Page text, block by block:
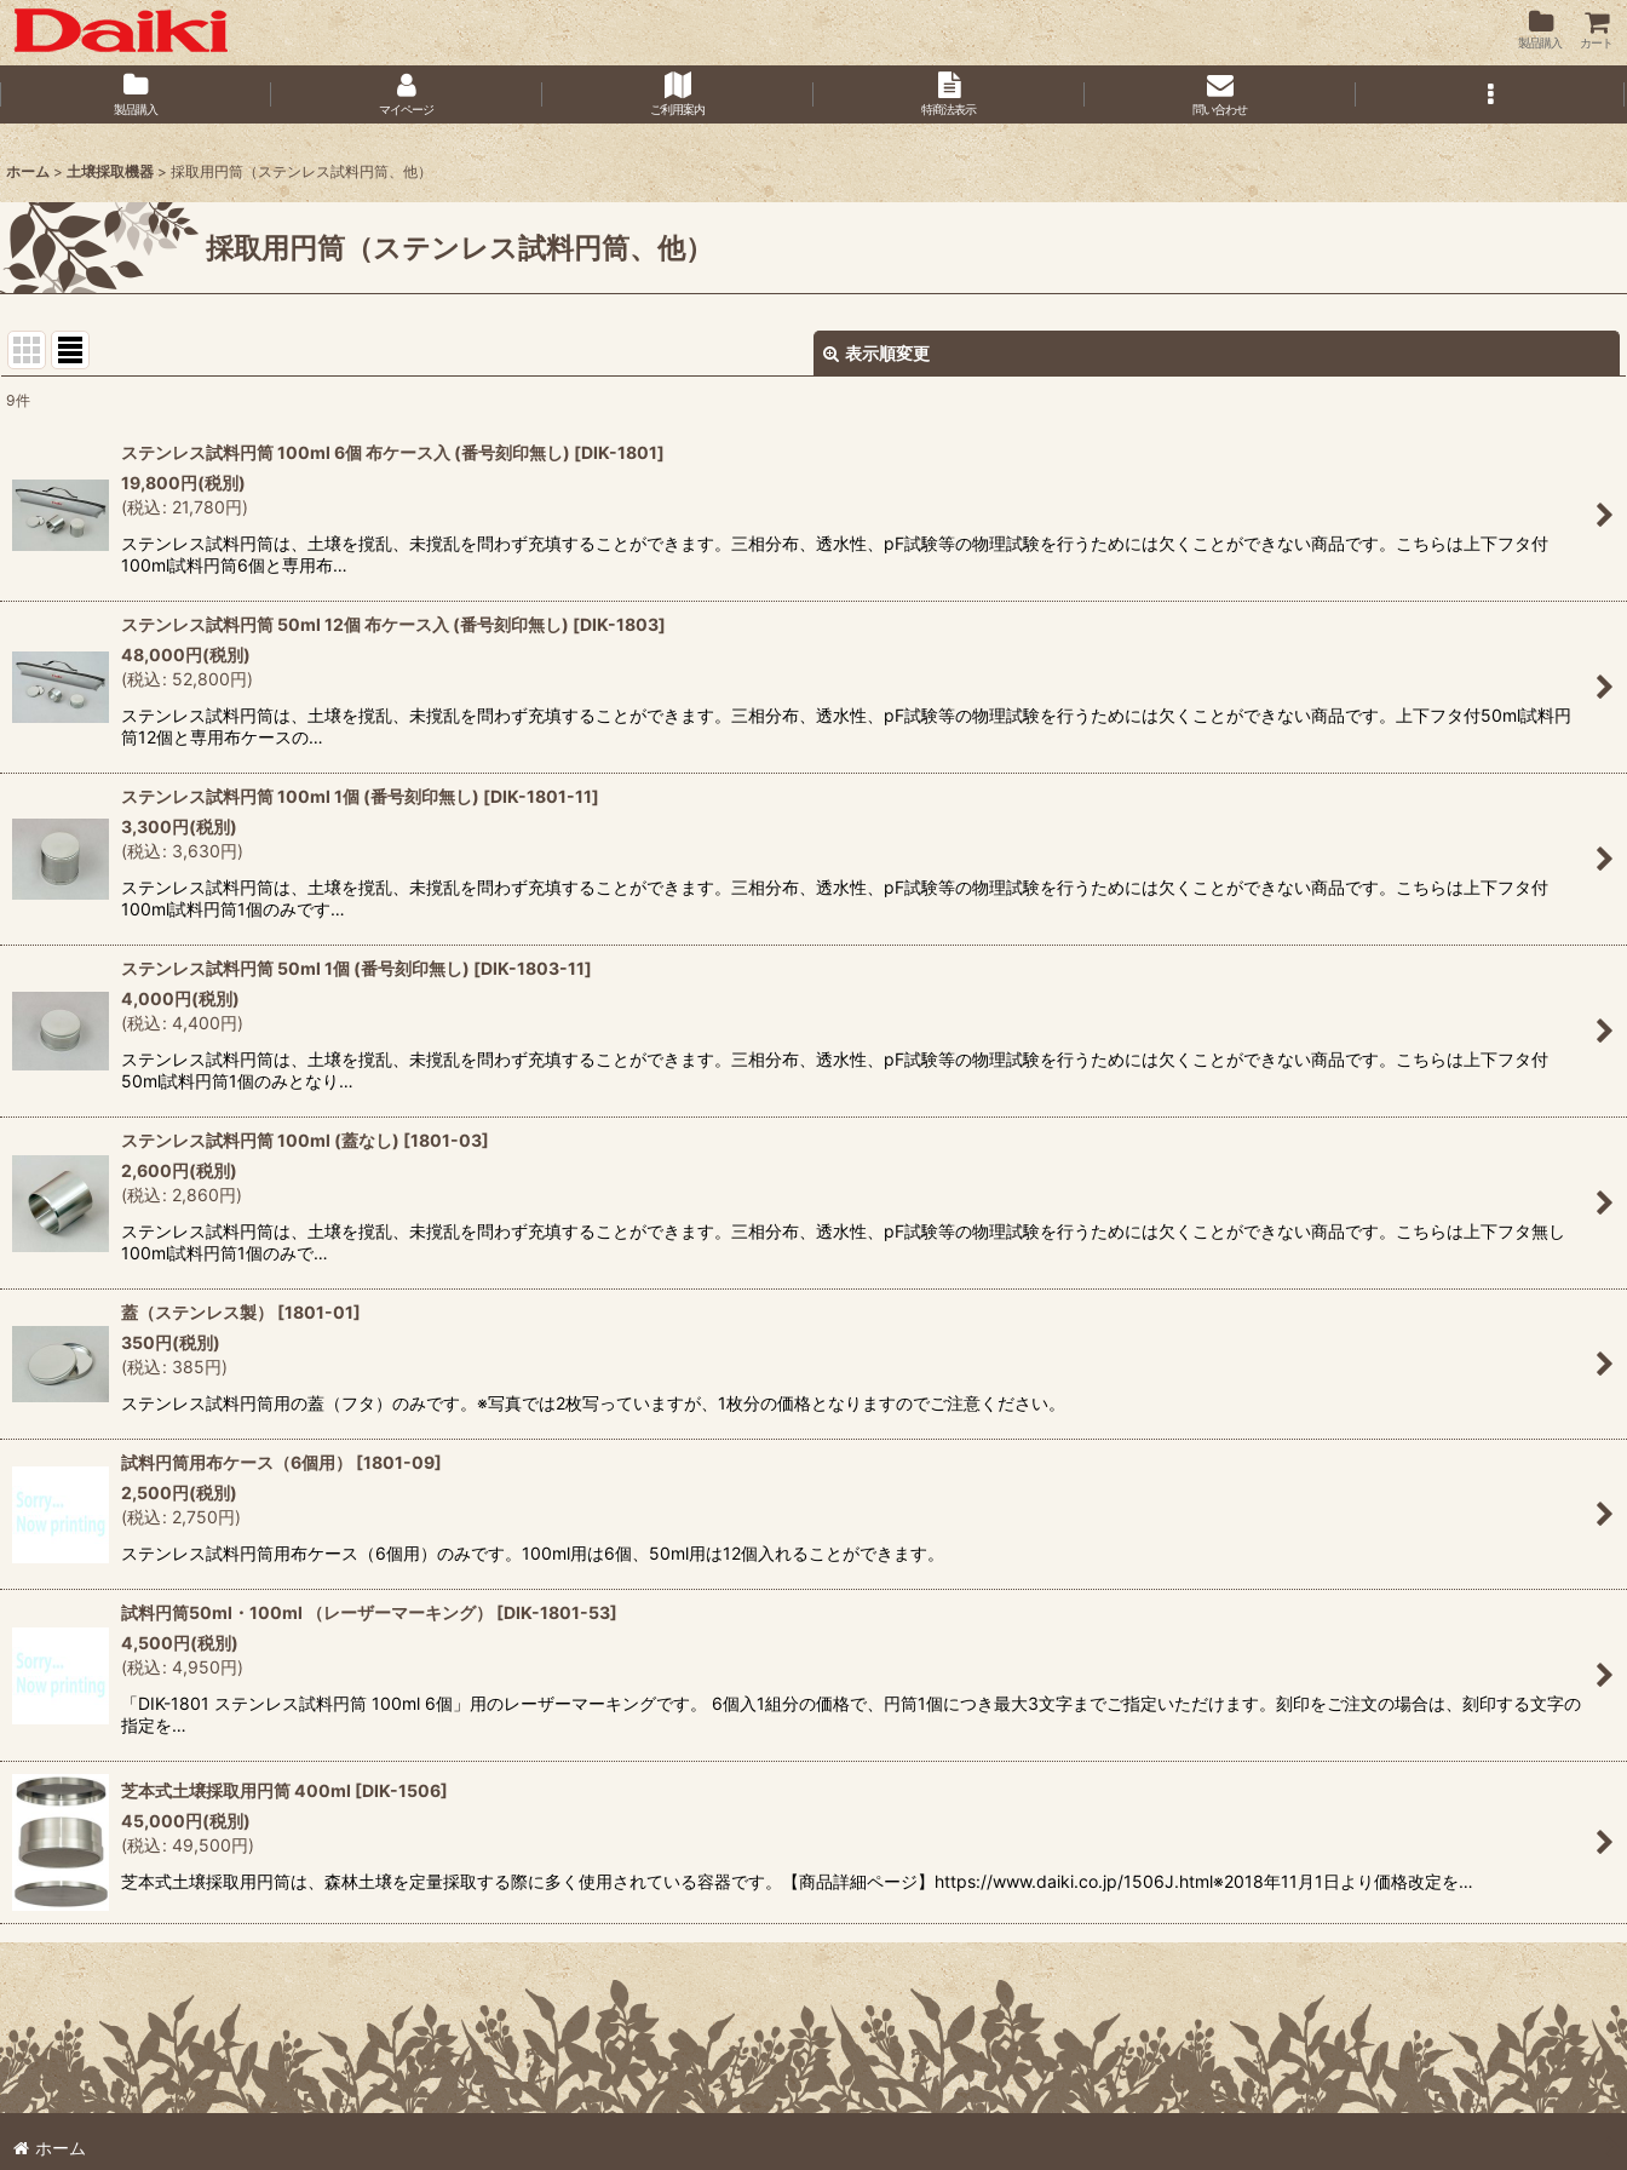
製品購入 カート
製品購入 マイページ ご利用案内 特商法表示 問い合わせ
ホーム > 土壌採取機器 > 採取用円筒（ステンレス試料円筒、他）
採取用円筒（ステンレス試料円筒、他）
表示順変更
並び順
絞り込む
9件
ステンレス試料円筒 100ml 6個 布ケース入 (番号刻印無し) [DIK-1801]
19,800円(税別)
(税込: 21,780円)
ステンレス試料円筒は、土壌を撹乱、未撹乱を問わず充填することができます。三相分布、透水性、pF試験等の物理試験を行うためには欠くことができない商品です。こちらは上下フタ付
100ml試料円筒6個と専用布…
ステンレス試料円筒 50ml 12個 布ケース入 (番号刻印無し) [DIK-1803]
48,000円(税別)
(税込: 52,800円)
ステンレス試料円筒は、土壌を撹乱、未撹乱を問わず充填することができます。三相分布、透水性、pF試験等の物理試験を行うためには欠くことができない商品です。上下フタ付50ml試料円
筒12個と専用布ケースの…
ステンレス試料円筒 100ml 1個 (番号刻印無し) [DIK-1801-11]
3,300円(税別)
(税込: 3,630円)
ステンレス試料円筒は、土壌を撹乱、未撹乱を問わず充填することができます。三相分布、透水性、pF試験等の物理試験を行うためには欠くことができない商品です。こちらは上下フタ付
100ml試料円筒1個のみです…
ステンレス試料円筒 50ml 1個 (番号刻印無し) [DIK-1803-11]
4,000円(税別)
(税込: 4,400円)
ステンレス試料円筒は、土壌を撹乱、未撹乱を問わず充填することができます。三相分布、透水性、pF試験等の物理試験を行うためには欠くことができない商品です。こちらは上下フタ付
50ml試料円筒1個のみとなり…
ステンレス試料円筒 100ml (蓋なし) [1801-03]
2,600円(税別)
(税込: 2,860円)
ステンレス試料円筒は、土壌を撹乱、未撹乱を問わず充填することができます。三相分布、透水性、pF試験等の物理試験を行うためには欠くことができない商品です。こちらは上下フタ無し
100ml試料円筒1個のみで…
蓋（ステンレス製） [1801-01]
350円(税別)
(税込: 385円)
ステンレス試料円筒用の蓋（フタ）のみです。※写真では2枚写っていますが、1枚分の価格となりますのでご注意ください。
試料円筒用布ケース（6個用） [1801-09]
2,500円(税別)
(税込: 2,750円)
ステンレス試料円筒用布ケース（6個用）のみです。100ml用は6個、50ml用は12個入れることができます。
試料円筒50ml・100ml （レーザーマーキング） [DIK-1801-53]
4,500円(税別)
(税込: 4,950円)
「DIK-1801 ステンレス試料円筒 100ml 6個」用のレーザーマーキングです。 6個入1組分の価格で、円筒1個につき最大3文字までご指定いただけます。刻印をご注文の場合は、刻印する文字の
指定を…
芝本式土壌採取用円筒 400ml [DIK-1506]
45,000円(税別)
(税込: 49,500円)
芝本式土壌採取用円筒は、森林土壌を定量採取する際に多く使用されている容器です。【商品詳細ページ】https://www.daiki.co.jp/1506J.html※2018年11月1日より価格改定を…
ホーム